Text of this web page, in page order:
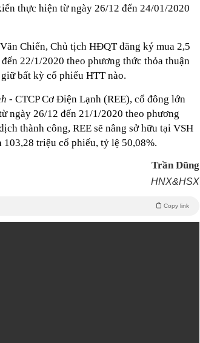
thực hiện từ ngày 26/12 đến 24/01/2020
Chiến, Chủ tịch HĐQT đăng ký mua 2,5
22/1/2020 theo phương thức thỏa thuận
bất kỳ cổ phiếu HTT nào.
- CTCP Cơ Điện Lạnh (REE), cổ đông lớn
ngày 26/12 đến 21/1/2020 theo phương
thành công, REE sẽ nâng sở hữu tại VSH
triệu cổ phiếu, tỷ lệ 50,08%.
Trần Dũng
HNX&HSX
Copy link